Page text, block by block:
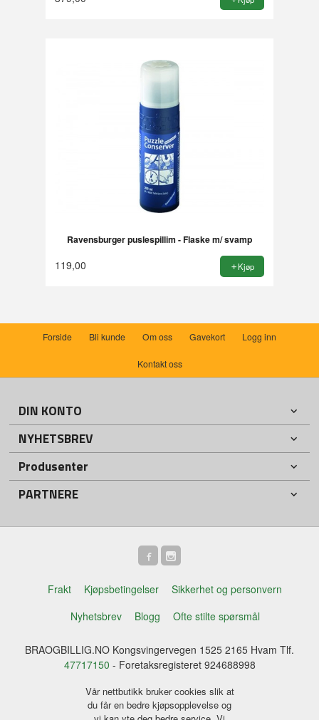
Ravensburger puslespillim - Flaske m/ svamp
119,00 Kjøp
Forside Bli kunde Om oss Gavekort Logg inn
Kontakt oss
DIN KONTO
NYHETSBREV
Produsenter
PARTNERE
Frakt Kjøpsbetingelser
Sikkerhet og personvern
Nyhetsbrev
Blogg Ofte stilte spørsmål
BRAOGBILLIG.NO Kongsvingervegen 1525 2165 Hvam Tlf.
47717150 - Foretaksregisteret 924688998
Vår nettbutikk bruker cookies slik at
du får en bedre kjøpsopplevelse og